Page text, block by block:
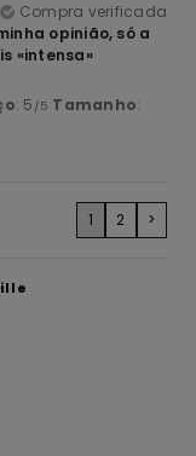
Compra verificada
opinião, só a
«intensa»
: 5 /5 Tamanho:
1 2 >